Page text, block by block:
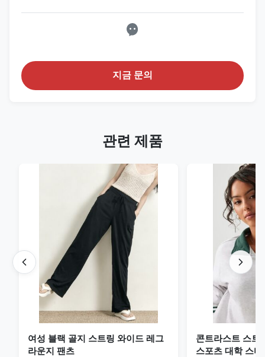
지금 문의
관련 제품
여성 블랙 골지 스트링 와이드 레그
라운지 팬츠
콘트라스트 스트
스포츠 대학 스